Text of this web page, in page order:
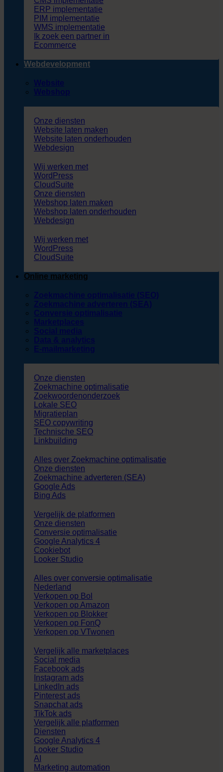
ERP implementatie
PIM implementatie
WMS implementatie
Ik zoek een partner in
Ecommerce
Webdevelopment
Website
Webshop
Onze diensten
Website laten maken
Website laten onderhouden
Webdesign
Wij werken met
WordPress
CloudSuite
Onze diensten
Webshop laten maken
Webshop laten onderhouden
Webdesign
Wij werken met
WordPress
CloudSuite
Online marketing
Zoekmachine optimalisatie (SEO)
Zoekmachine adverteren (SEA)
Conversie optimalisatie
Marketplaces
Social media
Data & analytics
E-mailmarketing
Onze diensten
Zoekmachine optimalisatie
Zoekwoordenonderzoek
Lokale SEO
Migratieplan
SEO copywriting
Technische SEO
Linkbuilding
Alles over Zoekmachine optimalisatie
Onze diensten
Zoekmachine adverteren (SEA)
Google Ads
Bing Ads
Vergelijk de platformen
Onze diensten
Conversie optimalisatie
Google Analytics 4
Cookiebot
Looker Studio
Alles over conversie optimalisatie
Nederland
Verkopen op Bol
Verkopen op Amazon
Verkopen op Blokker
Verkopen op FonQ
Verkopen op VTwonen
Vergelijk alle marketplaces
Social media
Facebook ads
Instagram ads
LinkedIn ads
Pinterest ads
Snapchat ads
TikTok ads
Vergelijk alle platformen
Diensten
Google Analytics 4
Looker Studio
AI
Marketing automation